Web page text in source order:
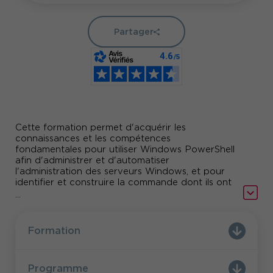
Cette formation permet d'acquérir les
connaissances et les compétences
fondamentales pour utiliser Windows PowerShell
afin d'administrer et d'automatiser
l'administration des serveurs Windows, et pour
identifier et construire la commande dont ils ont
l'automatisation de tâches répétitives et la
génération de rapports.
gamme de produits Microsoft, notamment
...
Partager
Formation
Programme